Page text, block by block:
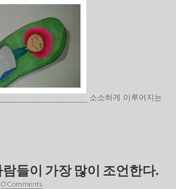
소소하게 이루어지는
들이 가장 많이 조언한다.
0 Comments